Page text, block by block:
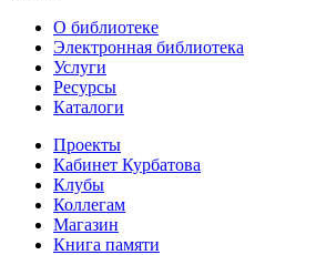
О библиотеке
Электронная библиотека
Услуги
Ресурсы
Каталоги
Проекты
Кабинет Курбатова
Клубы
Коллегам
Магазин
Книга памяти